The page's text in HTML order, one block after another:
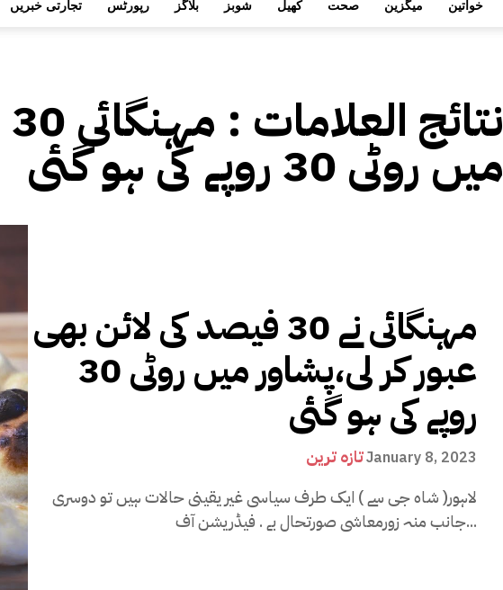
تجارتی خبریں رپورٹس بلاگز شوبز کھیل صحت میگزین خواتین
نتائج العلامات :
میں روٹی 30 روپے کی ہو گئی
مہنگائی نے 30 فیصد کی لائن بھی
عبور کر لی،پشاور میں روٹی 30
روپے کی ہو گئی
تازہ ترینJanuary 8, 2023
لاہور( شاہ جی سے ) ایک طرف سیاسی غیر یقینی حالات ہیں تو دوسری
جانب منہ زورمعاشی صورتحال بے . فیڈریشن آف...